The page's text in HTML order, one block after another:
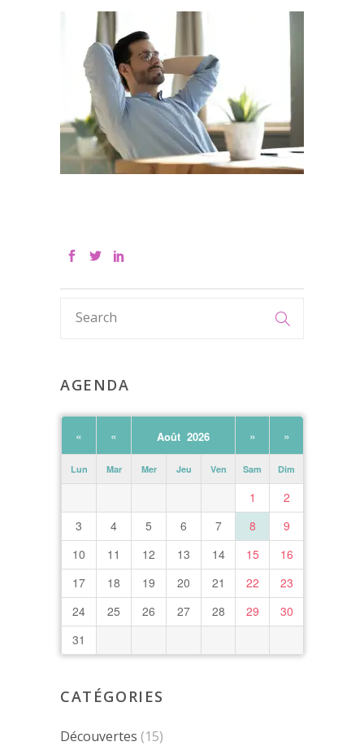
AGENDA
« « Août 2026 » »
Lun Mar Mer Jeu Ven Sam Dim
1
2
3
4 5 6 7 8
9
10
11 12 13 14 15
16
17
18 19 20 21 22
23
24
25 26 27 28 29
30
31
CATÉGORIES
Découvertes (15)